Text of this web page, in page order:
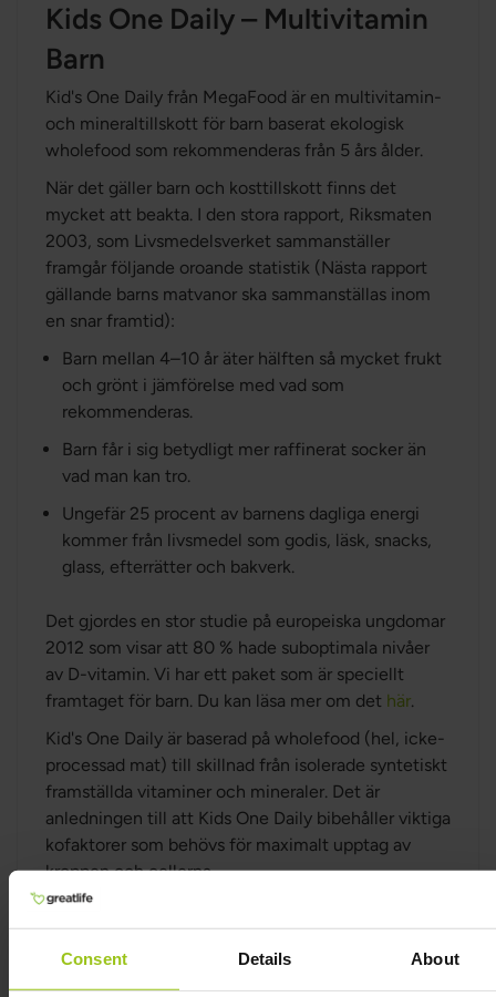
Consent Details About
Kids One Daily – Multivitamin
Barn
Kid's One Daily från MegaFood är en multivitamin-
och mineraltillskott för barn baserat ekologisk
wholefood som rekommenderas från 5 års ålder.
När det gäller barn och kosttillskott finns det
mycket att beakta. I den stora rapport, Riksmaten
2003, som Livsmedelsverket sammanställer
framgår följande oroande statistik (Nästa rapport
gällande barns matvanor ska sammanställas inom
en snar framtid):
Barn mellan 4–10 år äter hälften så mycket frukt
och grönt i jämförelse med vad som
rekommenderas.
Barn får i sig betydligt mer raffinerat socker än
vad man kan tro.
Ungefär 25 procent av barnens dagliga energi
kommer från livsmedel som godis, läsk, snacks,
glass, efterrätter och bakverk.
Det gjordes en stor studie på europeiska ungdomar
2012 som visar att 80 % hade suboptimala nivåer
av D-vitamin. Vi har ett paket som är speciellt
framtaget för barn. Du kan läsa mer om det här.
Kid's One Daily är baserad på wholefood (hel, icke-
processad mat) till skillnad från isolerade syntetiskt
framställda vitaminer och mineraler. Det är
anledningen till att Kids One Daily bibehåller viktiga
kofaktorer som behövs för maximalt upptag av
kroppen och cellerna.
Vill det veta mer om varför vi valt MegaFood och
Innate Response?Läs här.